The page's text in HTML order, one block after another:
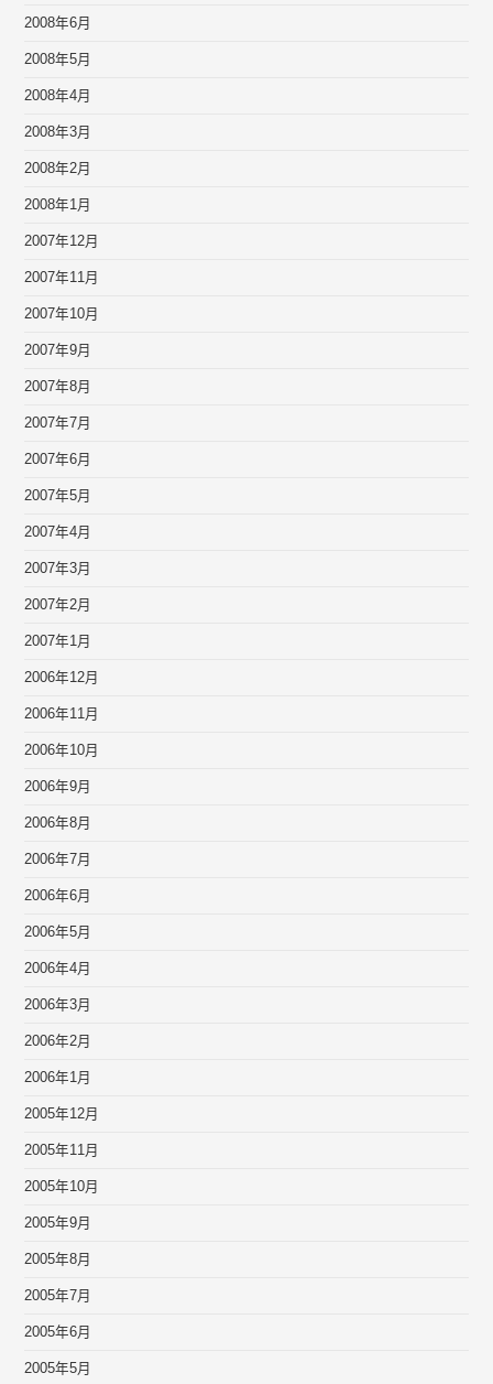
2008年6月
2008年5月
2008年4月
2008年3月
2008年2月
2008年1月
2007年12月
2007年11月
2007年10月
2007年9月
2007年8月
2007年7月
2007年6月
2007年5月
2007年4月
2007年3月
2007年2月
2007年1月
2006年12月
2006年11月
2006年10月
2006年9月
2006年8月
2006年7月
2006年6月
2006年5月
2006年4月
2006年3月
2006年2月
2006年1月
2005年12月
2005年11月
2005年10月
2005年9月
2005年8月
2005年7月
2005年6月
2005年5月